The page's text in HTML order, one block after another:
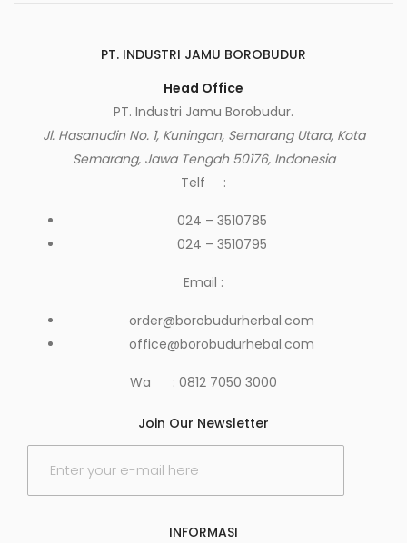
PT. INDUSTRI JAMU BOROBUDUR
Head Office
PT. Industri Jamu Borobudur.
Jl. Hasanudin No. 1, Kuningan, Semarang Utara, Kota
Semarang, Jawa Tengah 50176, Indonesia
Telf :
024 – 3510785
024 – 3510795
Email :
order@borobudurherbal.com
office@borobudurhebal.com
Wa : 0812 7050 3000
Join Our Newsletter
INFORMASI